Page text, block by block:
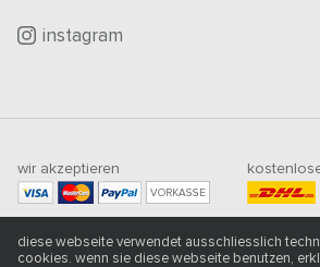
instagram
wir akzeptieren
VORKASSE
500CHF
diese webseite verwendet ausschliesslich
cookies. wenn sie diese webseite benutzen,